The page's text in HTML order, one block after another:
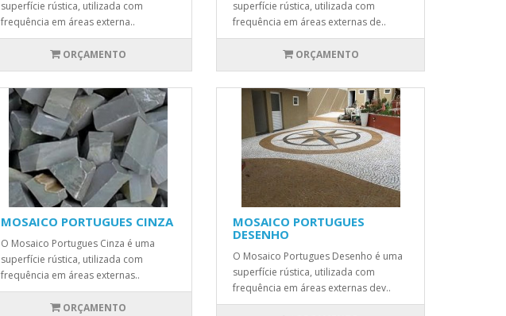
superfície rústica, utilizada com
frequência em áreas externa..
ORÇAMENTO
superfície rústica, utilizada com
frequência em áreas externas de..
ORÇAMENTO
MOSAICO PORTUGUES CINZA
O Mosaico Portugues Cinza é uma
superfície rústica, utilizada com
frequência em áreas externas..
ORÇAMENTO
MOSAICO PORTUGUES
DESENHO
O Mosaico Portugues Desenho é uma
superfície rústica, utilizada com
frequência em áreas externas dev..